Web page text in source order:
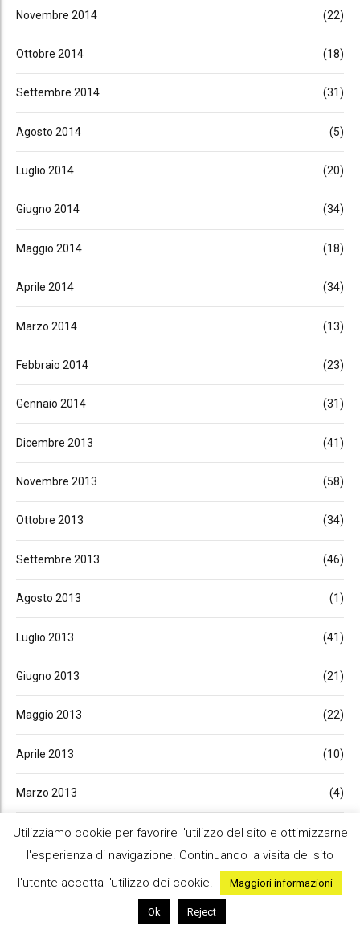
Novembre 2014 (22)
Ottobre 2014 (18)
Settembre 2014 (31)
Agosto 2014 (5)
Luglio 2014 (20)
Giugno 2014 (34)
Maggio 2014 (18)
Aprile 2014 (34)
Marzo 2014 (13)
Febbraio 2014 (23)
Gennaio 2014 (31)
Dicembre 2013 (41)
Novembre 2013 (58)
Ottobre 2013 (34)
Settembre 2013 (46)
Agosto 2013 (1)
Luglio 2013 (41)
Giugno 2013 (21)
Maggio 2013 (22)
Aprile 2013 (10)
Marzo 2013 (4)
Gennaio 2013 (7)
(6)
Utilizziamo cookie per favorire l'utilizzo del sito e ottimizzarne
l'esperienza di navigazione. Continuando la visita del sito
l'utente accetta l'utilizzo dei cookie.
Maggiori informazioni
Ok Reject